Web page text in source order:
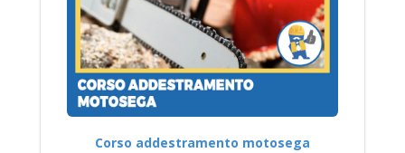
Corso addestramento motosega